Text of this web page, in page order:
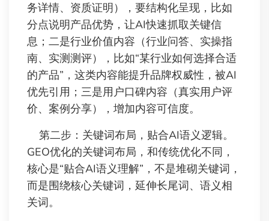
务详情、资质证明），要结构化呈现，比如
分点说明产品优势，让AI快速抓取关键信
息；二是行业价值内容（行业问答、实操指
南、实测测评），比如“某行业如何选择合适
的产品”，这类内容能提升品牌权威性，被AI
优先引用；三是用户口碑内容（真实用户评
价、案例分享），增加内容可信度。
第二步：关键词布局，贴合AI语义逻辑。
GEO优化的关键词布局，和传统优化不同，
核心是“贴合AI语义理解”，不是堆砌关键词，
而是围绕核心关键词，延伸长尾词、语义相
关词。